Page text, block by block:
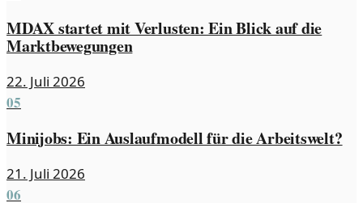
MDAX startet mit Verlusten: Ein Blick auf die
Marktbewegungen
22. Juli 2026
05
Minijobs: Ein Auslaufmodell für die Arbeitswelt?
21. Juli 2026
06